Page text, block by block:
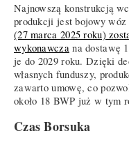
Najnowszą konstrukcją
produkcji jest bojowy
(27 marca 2025 roku)
wykonawcza na dostawę
je do 2029 roku. Dzięki
własnych funduszy,
zawarto umowę, co
około 18 BWP już w tym
Czas Borsuka